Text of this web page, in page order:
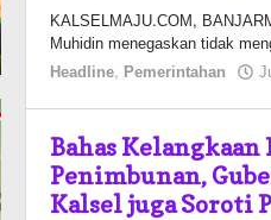
KALSELMAJU.COM,
Muhidin menegaskan tidak
Headline, Pemerintahan
Bahas Kelangkaan
Penimbunan,
Kalsel juga Soroti